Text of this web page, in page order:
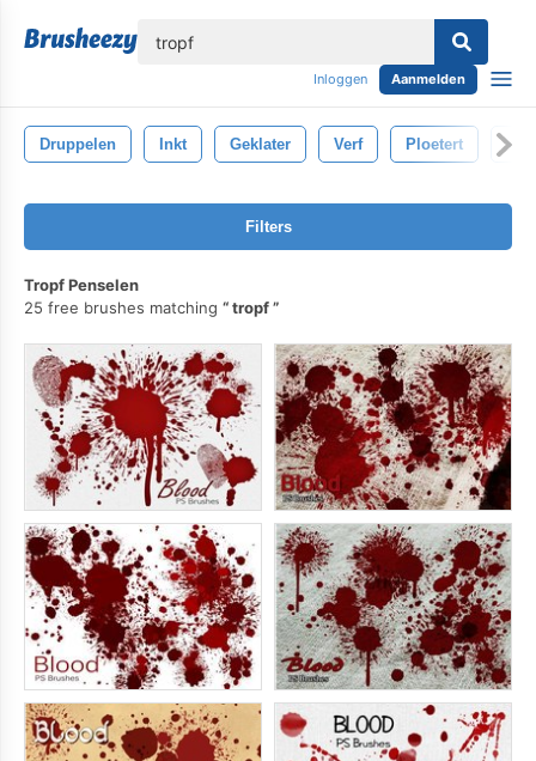
Inloggen Aanmelden
Druppelen Inkt Geklater Verf Ploetert
Filters
Tropf Penselen
25 free brushes matching
tropf